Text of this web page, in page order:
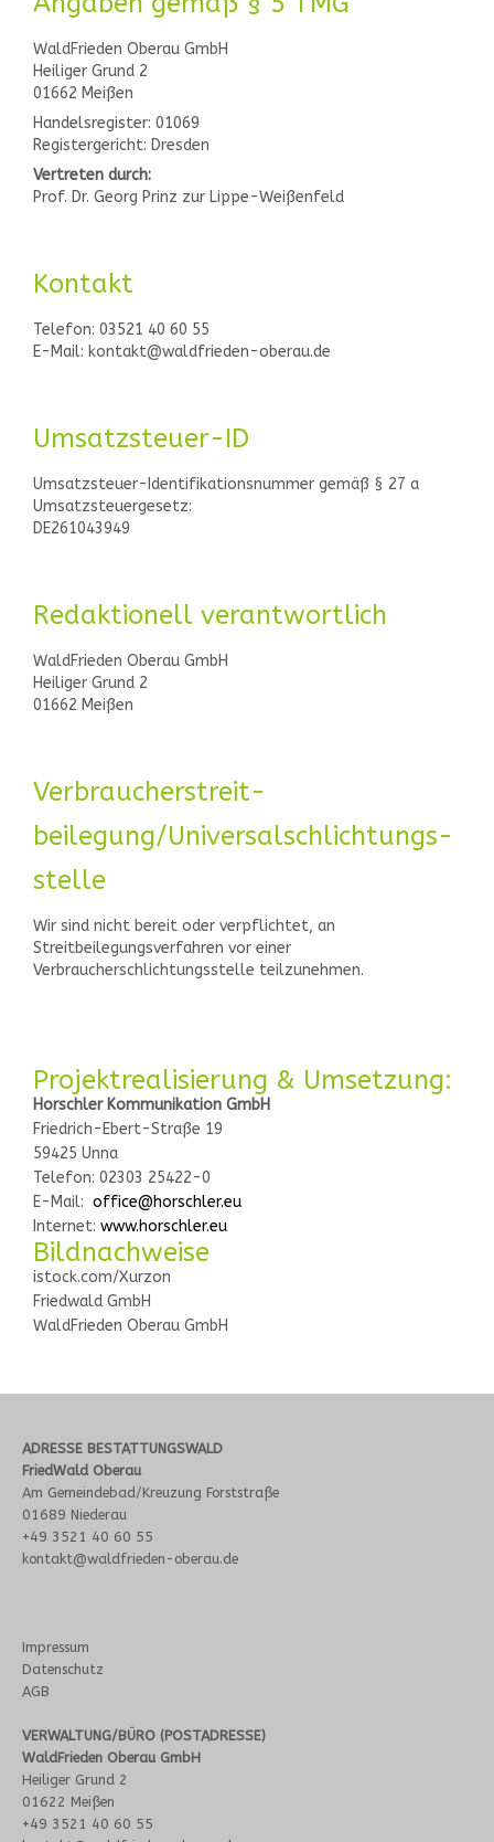
WaldFrieden Oberau GmbH
Heiliger Grund 2
01662 Meißen
Handelsregister: 01069
Registergericht: Dresden
Vertreten durch:
Prof. Dr. Georg Prinz zur Lippe-Weißenfeld
Kontakt
Telefon: 03521 40 60 55
E-Mail: kontakt@waldfrieden-oberau.de
Umsatzsteuer-ID
Umsatzsteuer-Identifikationsnummer gemäß § 27 a
Umsatzsteuergesetz:
DE261043949
Redaktionell verantwortlich
WaldFrieden Oberau GmbH
Heiliger Grund 2
01662 Meißen
Verbraucher­streit­
beilegung/Universal­schlichtungs­
stelle
Wir sind nicht bereit oder verpflichtet, an
Streitbeilegungsverfahren vor einer
Verbraucherschlichtungsstelle teilzunehmen.
Projektrealisierung & Umsetzung:
Horschler Kommunikation GmbH
Friedrich-Ebert-Straße 19
59425 Unna
Telefon: 02303 25422-0
E-Mail: office@horschler.eu
Internet: www.horschler.eu
Bildnachweise
istock.com/Xurzon
Friedwald GmbH
WaldFrieden Oberau GmbH
ADRESSE BESTATTUNGSWALD
FriedWald Oberau
Am Gemeindebad/Kreuzung Forststraße
01689 Niederau
+49 3521 40 60 55
kontakt@waldfrieden-oberau.de
Impressum
Datenschutz
AGB
VERWALTUNG/BÜRO (POSTADRESSE)
WaldFrieden Oberau GmbH
Heiliger Grund 2
01622 Meißen
+49 3521 40 60 55